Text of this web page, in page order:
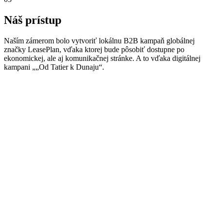
Náš prístup
Naším zámerom bolo vytvoriť lokálnu B2B kampaň globálnej
značky LeasePlan, vďaka ktorej bude pôsobiť dostupne po
ekonomickej, ale aj komunikačnej stránke. A to vďaka digitálnej
kampani „„Od Tatier k Dunaju“.